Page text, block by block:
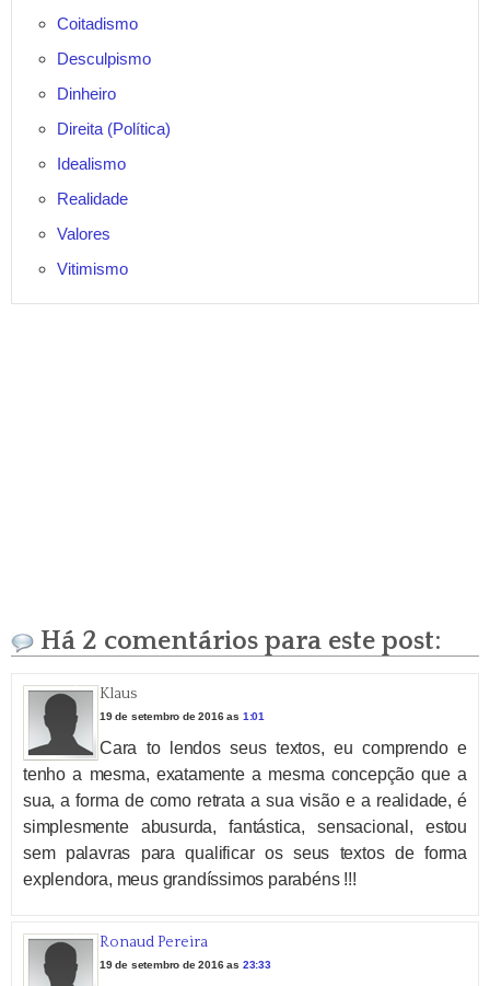
Coitadismo
Desculpismo
Dinheiro
Direita (Política)
Idealismo
Realidade
Valores
Vitimismo
Há 2 comentários para este post:
Klaus
19 de setembro de 2016 as 1:01
Cara to lendos seus textos, eu comprendo e
tenho a mesma, exatamente a mesma concepção que a
sua, a forma de como retrata a sua visão e a realidade, é
simplesmente abusurda, fantástica, sensacional, estou
sem palavras para qualificar os seus textos de forma
explendora, meus grandíssimos parabéns !!!
Ronaud Pereira
19 de setembro de 2016 as 23:33